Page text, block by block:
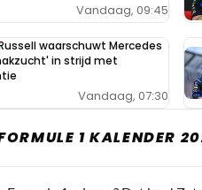
Vandaag, 09:45
waarschuwt Mercedes
in strijd met
Vandaag, 07:30
1 KALENDER